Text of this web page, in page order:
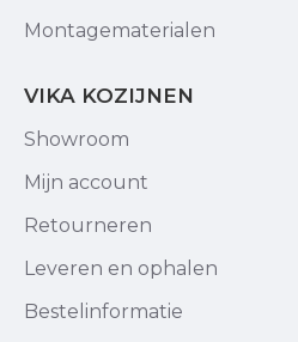
Montagematerialen
VIKA KOZIJNEN
Showroom
Mijn account
Retourneren
Leveren en ophalen
Bestelinformatie